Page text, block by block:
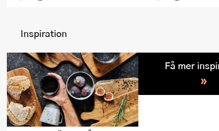
Inspiration
Få mer
»